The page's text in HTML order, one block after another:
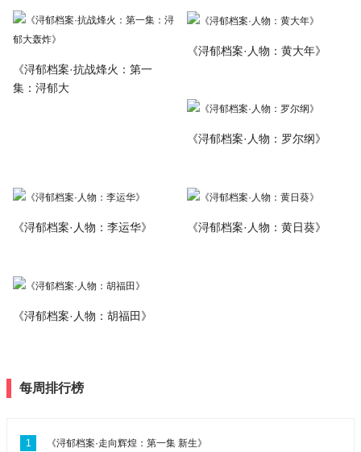
《浔郁档案·抗战烽火：第一
集：浔郁大
《浔郁档案·人物：黄大年》
《浔郁档案·人物：罗尔纲》
《浔郁档案·人物：李运华》 《浔郁档案·人物：黄日葵》
《浔郁档案·人物：胡福田》
每周排行榜
1 《浔郁档案·走向辉煌：第一集 新生》